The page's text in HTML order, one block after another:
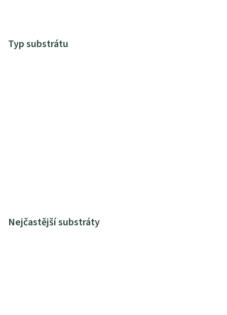
Typ substrátu
Nejčastější substráty